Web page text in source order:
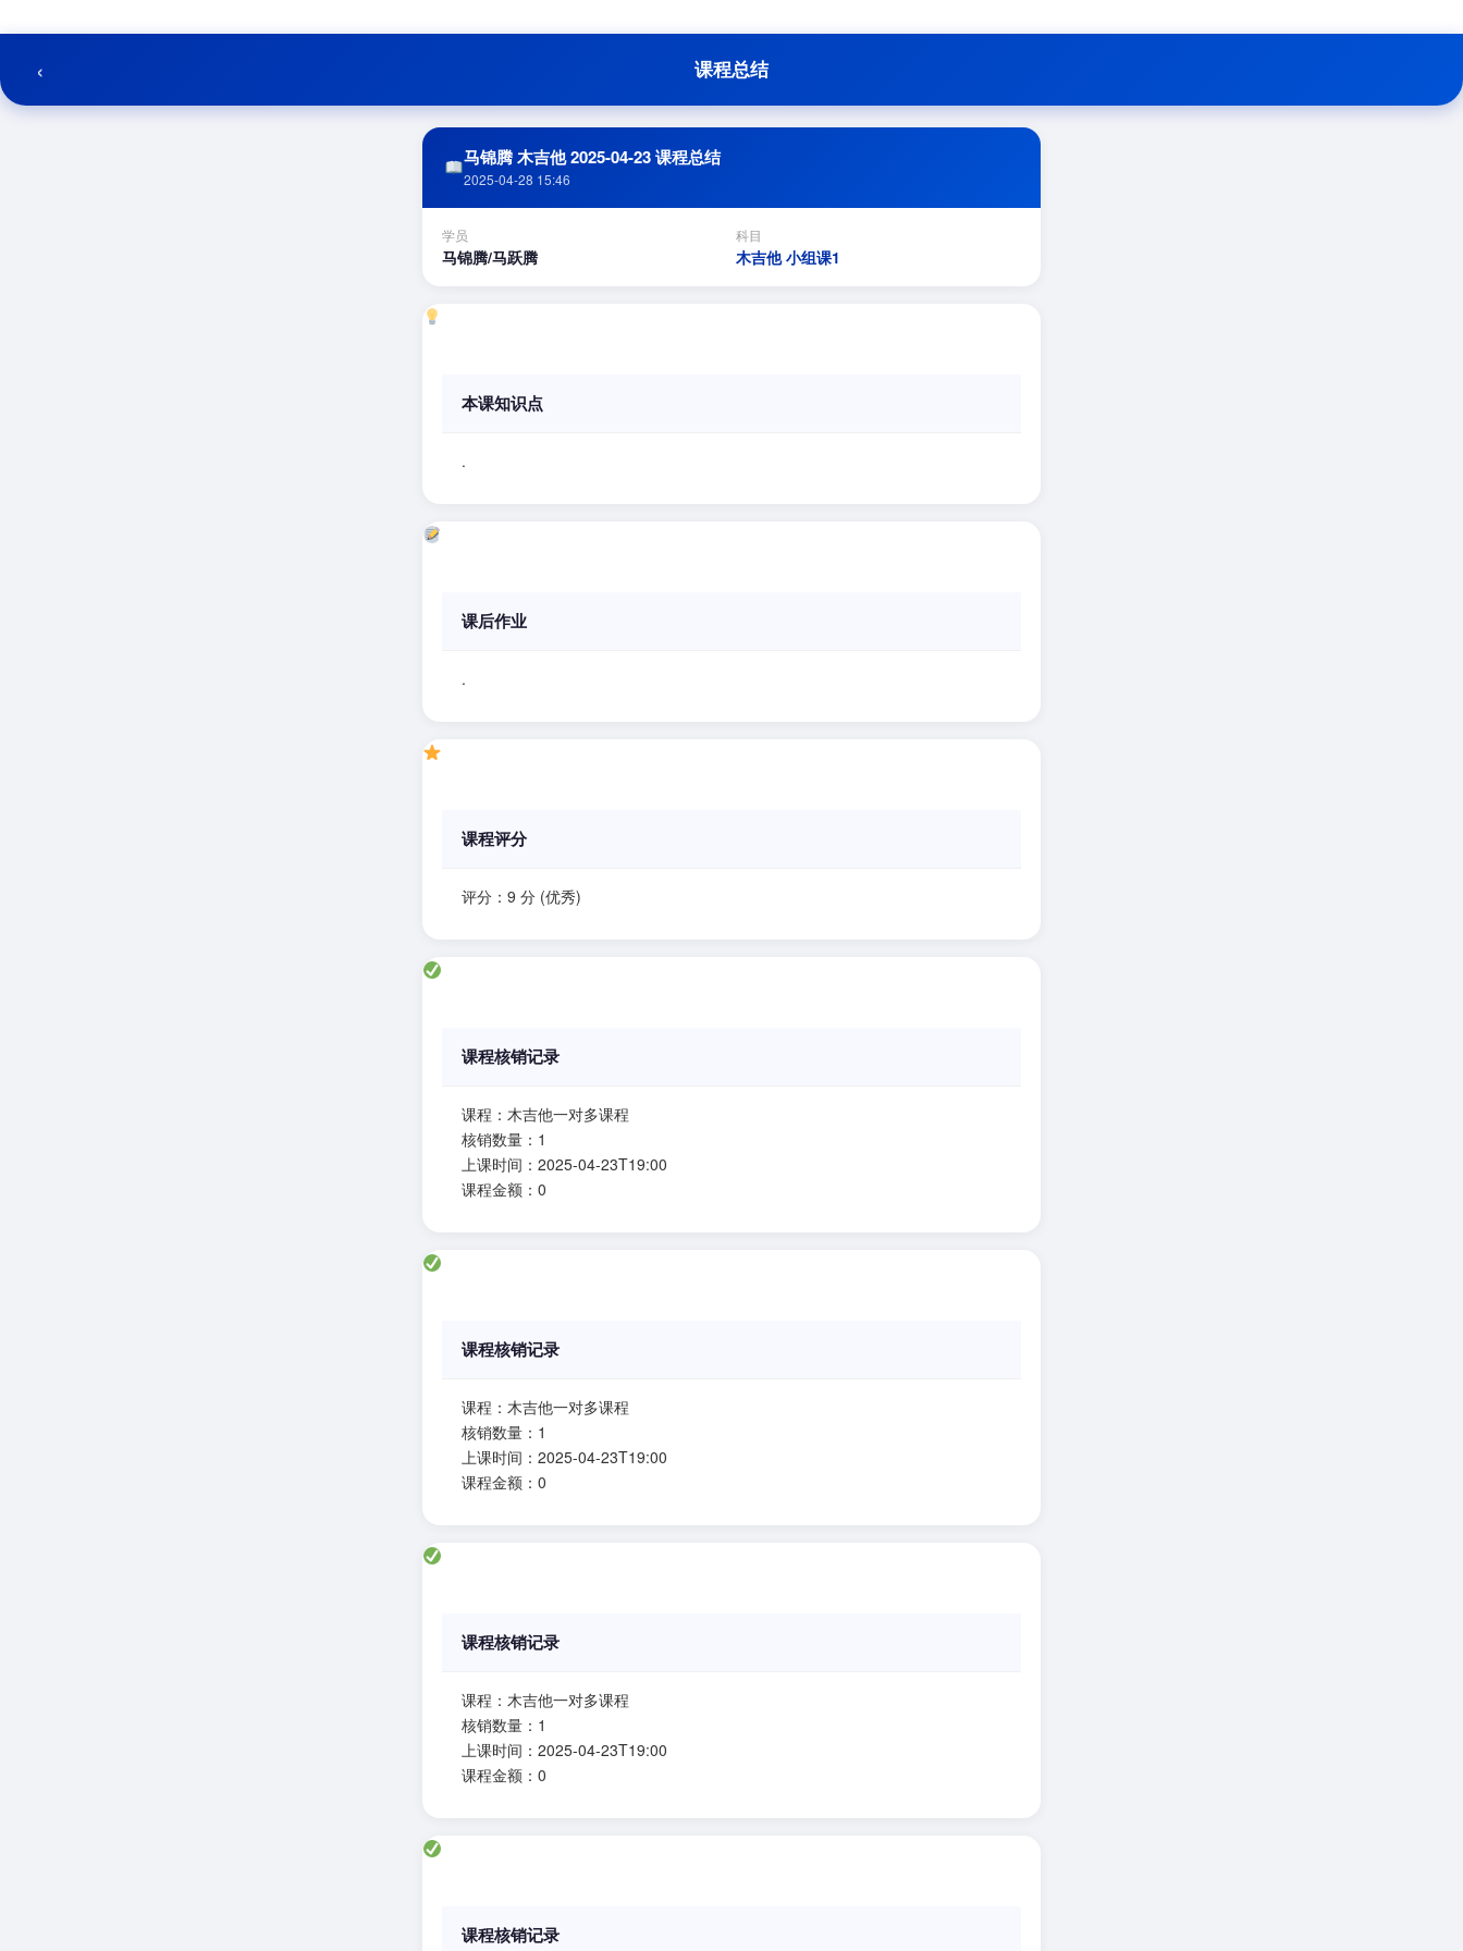
至
容
‹ 课程总结
马锦腾 木吉他 2025-04-23 课程总结
2025-04-28 15:46
学员
马锦腾/马跃腾
科目
木吉他 小组课1
本课知识点
.
课后作业
.
课程评分
评分：9 分 (优秀)
课程核销记录
课程：木吉他一对多课程
核销数量：1
上课时间：2025-04-23T19:00
课程金额：0
课程核销记录
课程：木吉他一对多课程
核销数量：1
上课时间：2025-04-23T19:00
课程金额：0
课程核销记录
课程：木吉他一对多课程
核销数量：1
上课时间：2025-04-23T19:00
课程金额：0
课程核销记录